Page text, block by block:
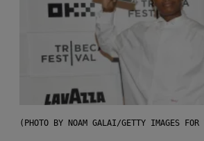
(PHOTO BY NOAM GALAI/GETTY IMAGES